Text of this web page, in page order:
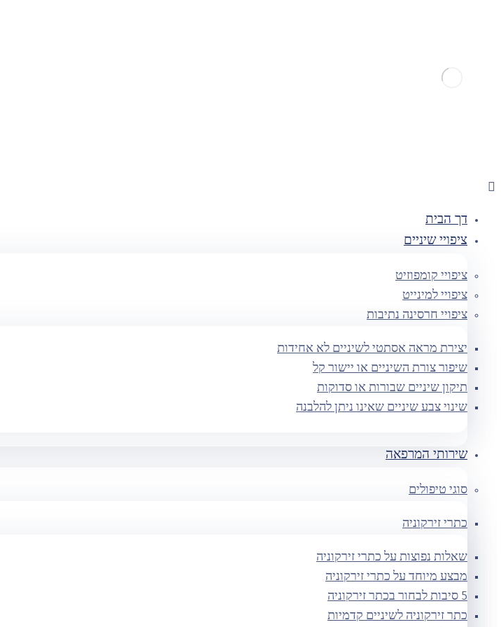
דך הבית
ציפויי שיניים
ציפויי קומפוזיט
ציפויי למינייט
ציפויי חרסינה נתיבות
יצירת מראה אסתטי לשיניים לא אחידות
שיפור צורת השיניים או יישור קל
תיקון שיניים שבורות או סדוקות
שינוי צבע שיניים שאינו ניתן להלבנה
שירותי המרפאה
סוגי טיפולים
כתרי זירקוניה
שאלות נפוצות על כתרי זירקוניה
מבצע מיוחד על כתרי זירקוניה
5 סיבות לבחור בכתר זירקוניה
כתר זירקוניה לשיניים קדמיות